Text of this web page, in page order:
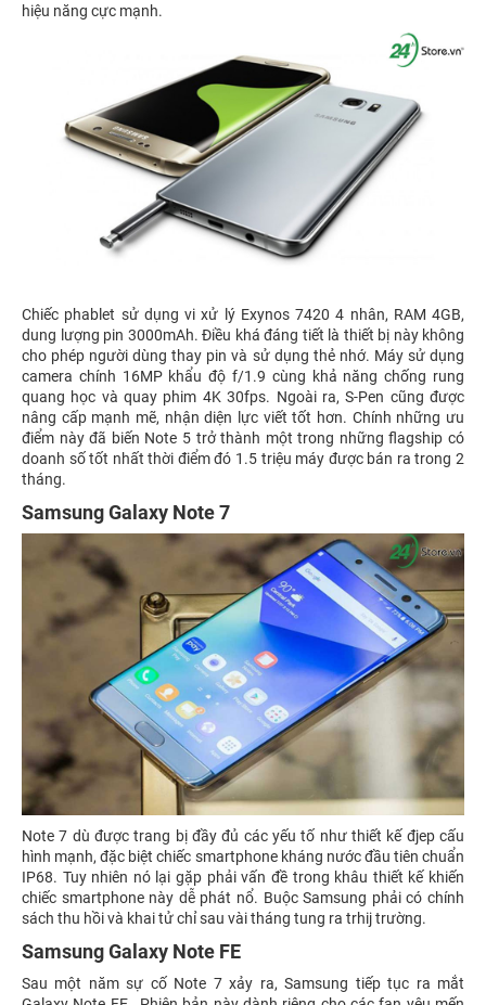
hiệu năng cực mạnh.
Chiếc phablet sử dụng vi xử lý Exynos 7420 4 nhân, RAM 4GB,
dung lượng pin 3000mAh. Điều khá đáng tiết là thiết bị này không
cho phép người dùng thay pin và sử dụng thẻ nhớ. Máy sử dụng
camera chính 16MP khẩu độ f/1.9 cùng khả năng chống rung
quang học và quay phim 4K 30fps. Ngoài ra, S-Pen cũng được
nâng cấp mạnh mẽ, nhận diện lực viết tốt hơn. Chính những ưu
điểm này đã biến Note 5 trở thành một trong những flagship có
doanh số tốt nhất thời điểm đó 1.5 triệu máy được bán ra trong 2
tháng.
Samsung Galaxy Note 7
Note 7 dù được trang bị đầy đủ các yếu tố như thiết kế đjep cấu
hình mạnh, đặc biệt chiếc smartphone kháng nước đầu tiên chuẩn
IP68. Tuy nhiên nó lại gặp phải vấn đề trong khâu thiết kế khiến
chiếc smartphone này dễ phát nổ. Buộc Samsung phải có chính
sách thu hồi và khai tử chỉ sau vài tháng tung ra trhij trường.
Samsung Galaxy Note FE
Sau một năm sự cố Note 7 xảy ra, Samsung tiếp tục ra mắt